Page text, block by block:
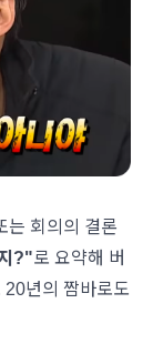
는 회의의 결론
?"로 요약해 버
20년의 짬바로도